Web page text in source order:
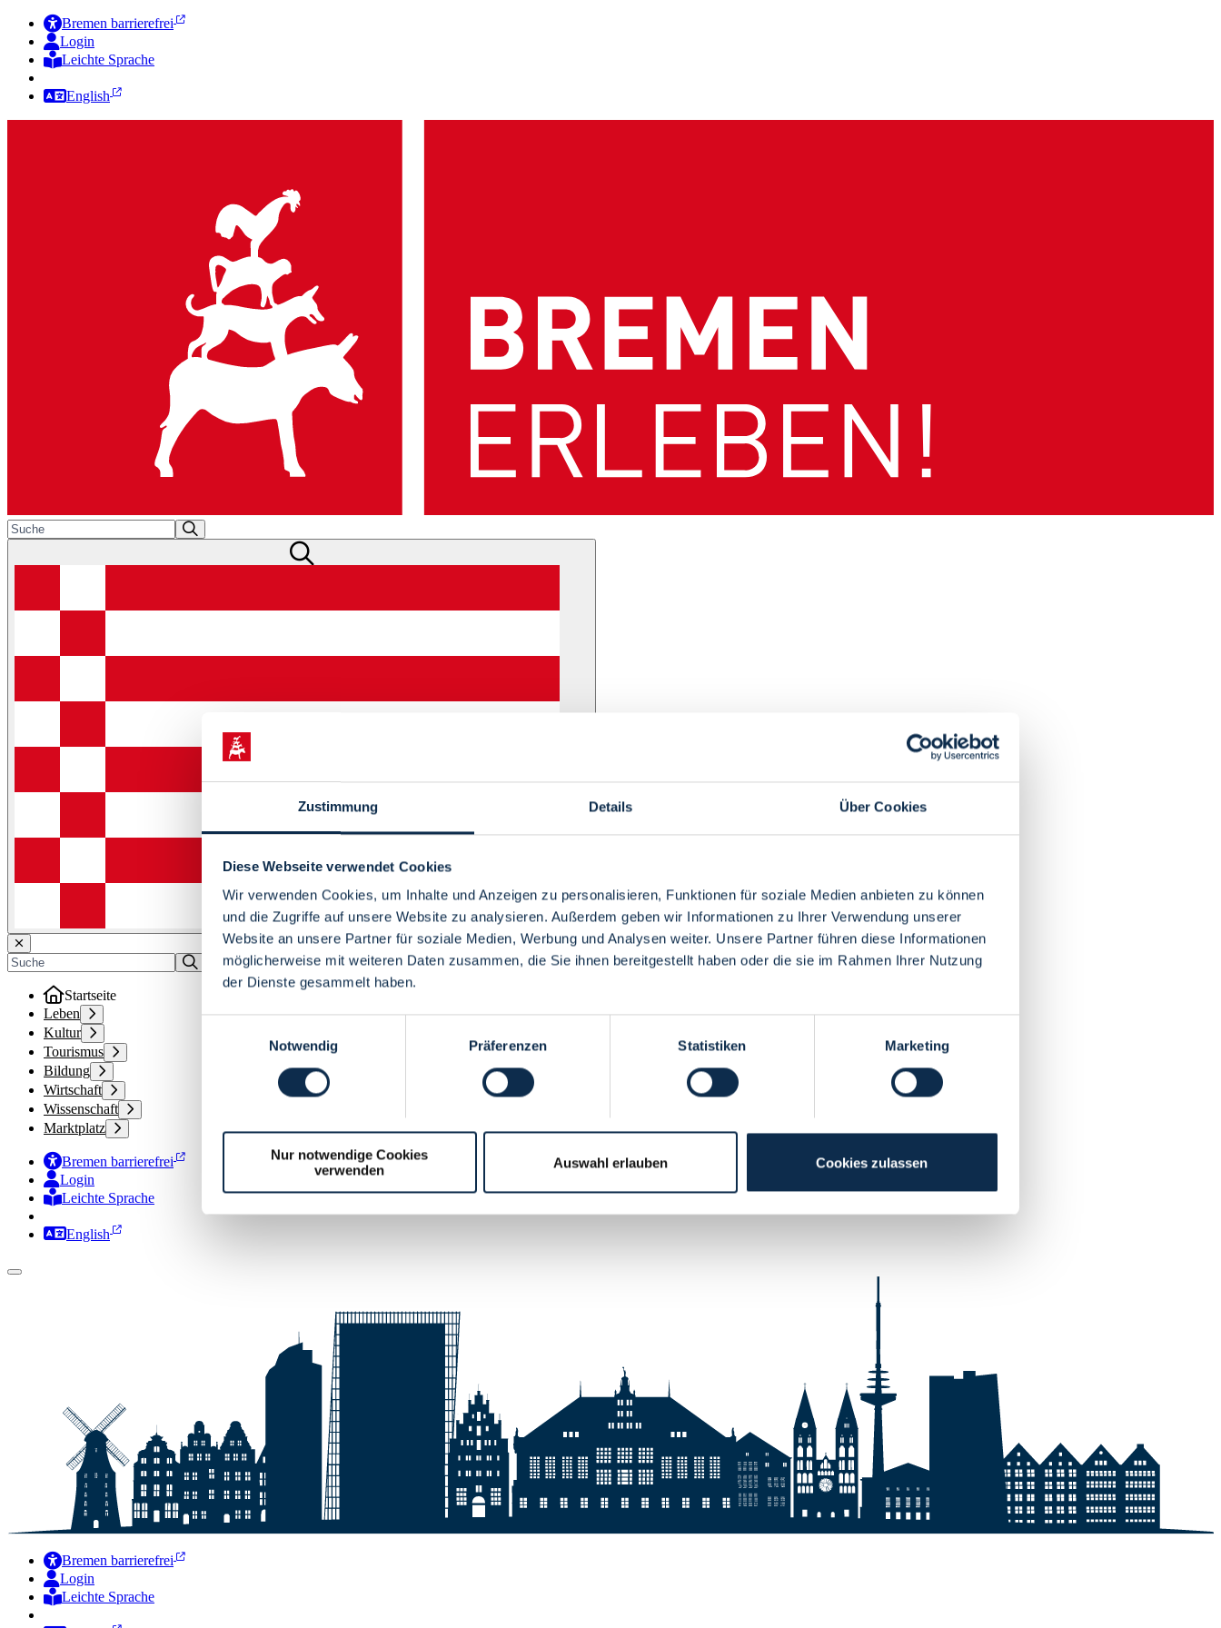
Zustimmung Details Über Cookies
Diese Webseite verwendet Cookies
Wir verwenden Cookies, um Inhalte und Anzeigen zu personalisieren, Funktionen für soziale Medien anbieten zu können
und die Zugriffe auf unsere Website zu analysieren. Außerdem geben wir Informationen zu Ihrer Verwendung unserer
Website an unsere Partner für soziale Medien, Werbung und Analysen weiter. Unsere Partner führen diese Informationen
möglicherweise mit weiteren Daten zusammen, die Sie ihnen bereitgestellt haben oder die sie im Rahmen Ihrer Nutzung
der Dienste gesammelt haben.
Notwendig
Präferenzen Statistiken Marketing
Nur notwendige Cookies
verwenden
Auswahl erlauben Cookies zulassen
Bremen barrierefrei
Login
Leichte Sprache
English
Menü
Startseite
Leben
Kultur
Tourismus
Bildung
Wirtschaft
Wissenschaft
Marktplatz
Bremen barrierefrei
Login
Leichte Sprache
Zur Deutschen Gebärdensprache
English
Bremen barrierefrei
Login
Leichte Sprache